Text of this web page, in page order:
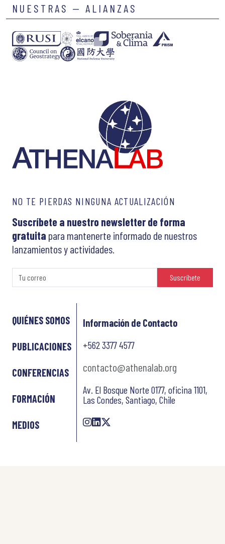
NUESTRAS — ALIANZAS
NO TE PIERDAS NINGUNA ACTUALIZACIÓN
Suscríbete a nuestro newsletter de forma
gratuita para mantenerte informado de nuestros
lanzamientos y actividades.
Suscríbete
QUIÉNES SOMOS
PUBLICACIONES
CONFERENCIAS
FORMACIÓN
MEDIOS
Información de Contacto
+562 3377 4577
contacto@athenalab.org
Av. El Bosque Norte 0177, oficina 1101,
Las Condes, Santiago, Chile